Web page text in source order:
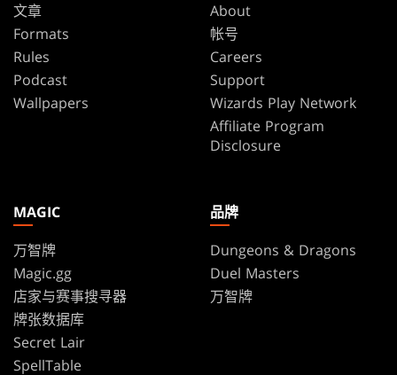
文章
Formats
Rules
Podcast
Wallpapers
About
帐号
Careers
Support
Wizards Play Network
Affiliate Program
Disclosure
MAGIC
万智牌
Magic.gg
店家与赛事搜寻器
牌张数据库
Secret Lair
SpellTable
品牌
Dungeons & Dragons
Duel Masters
万智牌